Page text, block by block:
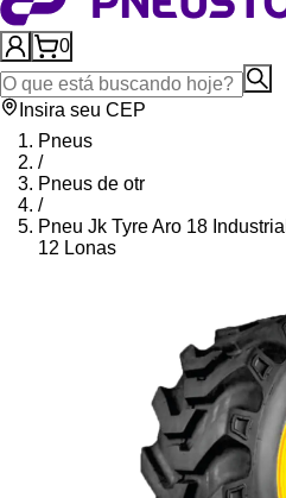
0
Insira seu CEP
Pneus
/
Pneus de otr
/
Pneu Jk Tyre Aro 18
12 Lonas